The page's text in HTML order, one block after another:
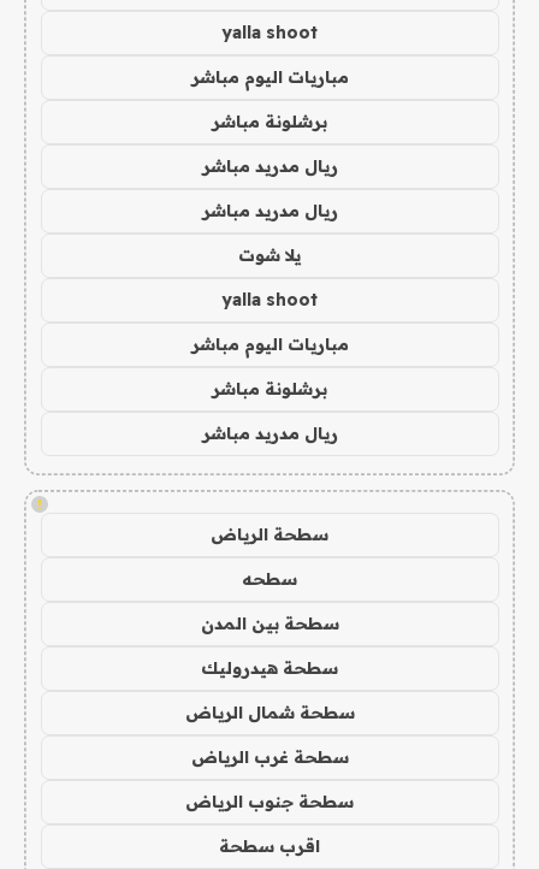
yalla shoot
مباريات اليوم مباشر
برشلونة مباشر
ريال مدريد مباشر
ريال مدريد مباشر
يلا شوت
yalla shoot
مباريات اليوم مباشر
برشلونة مباشر
ريال مدريد مباشر
!
سطحة الرياض
سطحه
سطحة بين المدن
سطحة هيدروليك
سطحة شمال الرياض
سطحة غرب الرياض
سطحة جنوب الرياض
اقرب سطحة